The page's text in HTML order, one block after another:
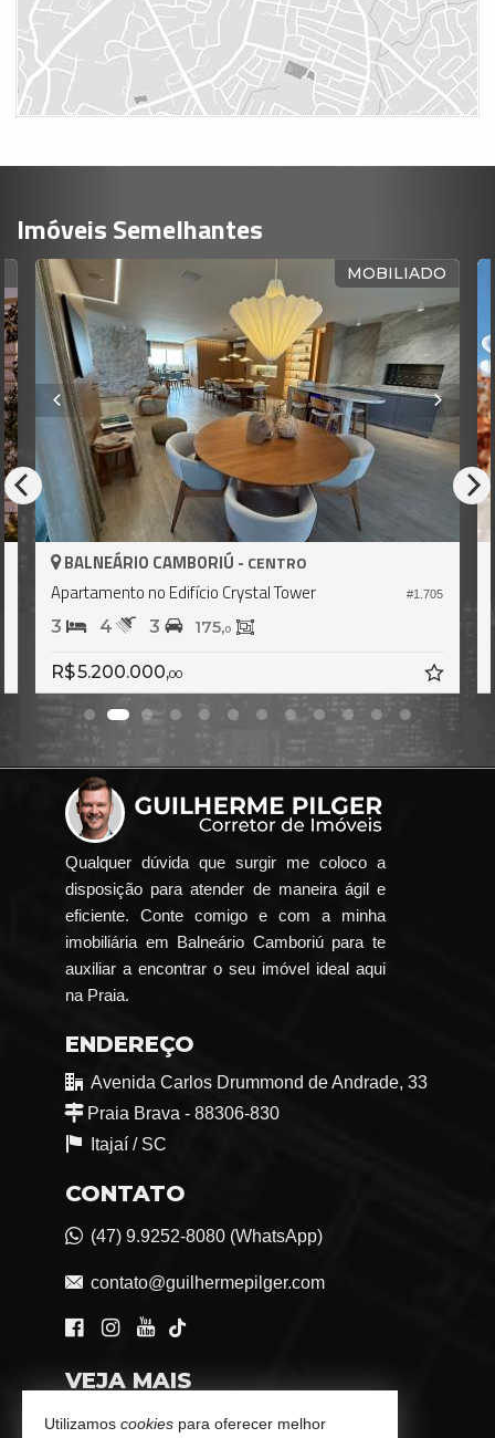
Imóveis Semelhantes
MOBILIADO
BALNEÁRIO CAMBORIÚ -CENTRO
no Edifício Crystal Tower
4 3 175,0
5.200.000,00 R$
Qualquer dúvida que surgir me coloco a
disposição para atender de maneira ágil e
eficiente. Conte comigo e com a minha
imobiliária em Balneário Camboriú para te
auxiliar a encontrar o seu imóvel ideal aqui
na Praia.
ENDEREÇO
Avenida Carlos Drummond de Andrade, 33
Praia Brava - 88306-830
Itajaí / SC
CONTATO
(47) 9.9252-8080 (WhatsApp)
contato@guilhermepilger.com
VEJA MAIS
Consultoria Imobiliária Personalizada
Utilizamos cookies para oferecer melhor